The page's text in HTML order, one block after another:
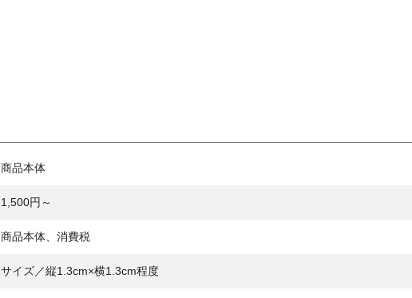
商品本体
1,500円～
商品本体、消費税
サイズ／縦1.3cm×横1.3cm程度